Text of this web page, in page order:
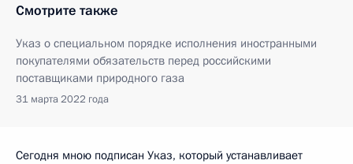
Смотрите также
Указ о специальном порядке исполнения иностранными
покупателями обязательств перед российскими
поставщиками природного газа
31 марта 2022 года
Сегодня мною подписан Указ, который устанавливает